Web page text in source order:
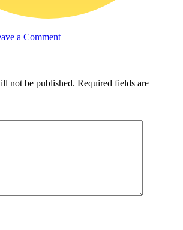
a Comment
not be published. Required fields are